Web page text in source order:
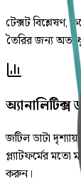
টেক্সট বিশ্লেষণ,
তৈরির জন্য
অ্যানালিটিক্স
জটিল ডাটা
প্ল্যাটফর্মের মতো
করুন।